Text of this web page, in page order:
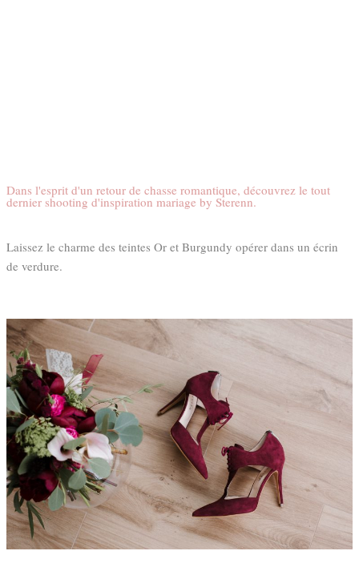
Dans l'esprit d'un retour de chasse romantique, découvrez le tout
dernier shooting d'inspiration mariage by Sterenn.
Laissez le charme des teintes Or et Burgundy opérer dans un écrin
de verdure.